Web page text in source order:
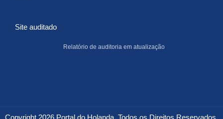
Site auditado
Relatório de auditoria em atualização
Copyright 2026 Portal do Holanda. Todos os Direitos Reservados.